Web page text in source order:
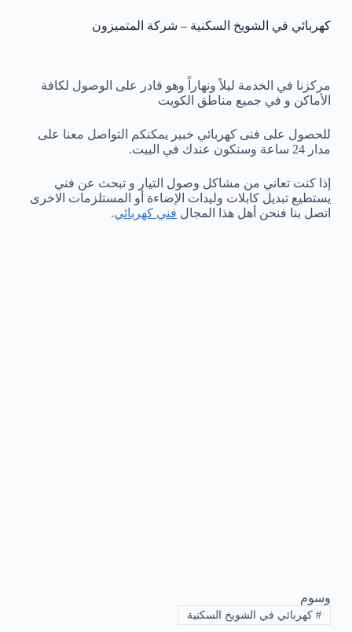
كهربائي في الشويخ السكنية – شركة المتميزون
مركزنا في الخدمة ليلاً ونهاراً وهو قادر على الوصول لكافة
الأماكن و في جميع مناطق الكويت
للحصول على فنى كهربائي خبير يمكنكم التواصل معنا على
مدار 24 ساعة وسنكون عندك في البيت.
إذا كنت تعاني من مشاكل وصول التيار و تبحث عن فني
يستطيع تبديل كابلات وليدات الإضاءة أو المستلزمات الاخرى
اتصل بنا فنحن أهل هذا المجال فني كهربائي.
وسوم
#كهربائي في الشويخ السكنية